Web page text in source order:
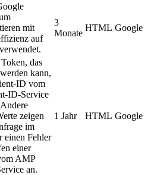
mit
auf
3
Monate
HTML Google
das
kann,
ID vom
ID-Service
zeigen
im
einen Fehler
einer
AMP
an.
1 Jahr HTML Google